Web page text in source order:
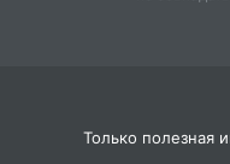
Только полезная